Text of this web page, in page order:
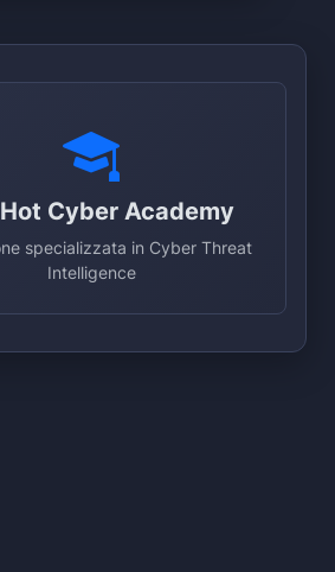
Cyber Academy
specializzata in Cyber Threat
Intelligence